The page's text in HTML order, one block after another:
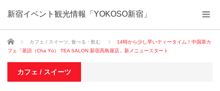
新宿イベント観光情報「YOKOSO新宿」
ホーム カフェ / スイーツ 食べる・飲む
14時から少し早いティータイム！中国茶カ
フェ「茶語（Cha Yū） TEA SALON 新宿髙島屋店」新メニュースタート
カフェ / スイーツ